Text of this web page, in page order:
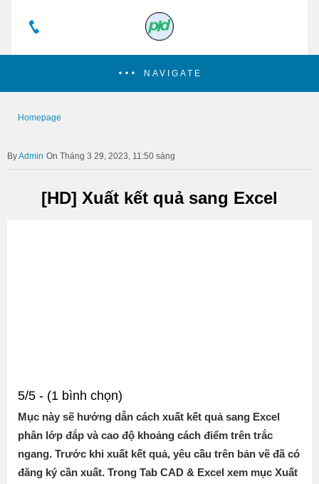
NAVIGATE
Homepage
Admin On Tháng 3 29, 2023, 11:50 sáng
[HD] Xuất kết quả sang Excel
5/5 - (1 bình chọn)
Mục này sẽ hướng dẫn cách xuất kết quả sang Excel
phân lớp đắp và cao độ khoảng cách điểm trên trắc
ngang. Trước khi xuất kết quả, yêu cầu trên bản vẽ đã có
đăng ký cần xuất. Trong Tab CAD & Excel xem mục Xuất